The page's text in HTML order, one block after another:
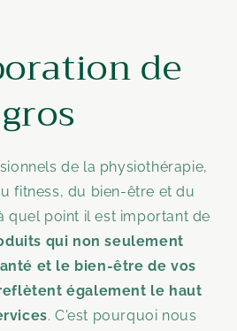
de
gros
de la physiothérapie,
fitness, du bien-être et du
quel point il est important de
qui non seulement
et le bien-être de vos
également le haut
. C'est pourquoi nous